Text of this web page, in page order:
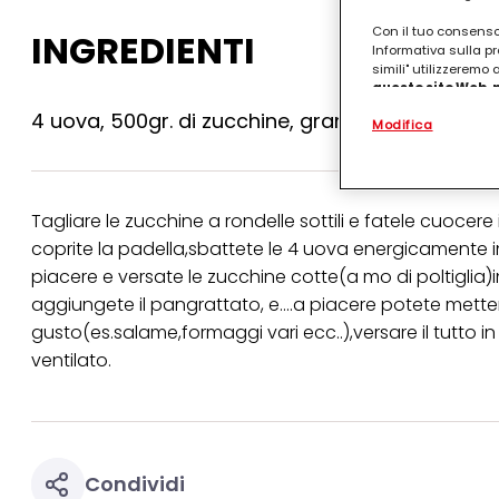
INGREDIENTI
4 uova, 500gr. di zucchine, grana(o pecorino),
Tagliare le zucchine a rondelle sottili e fatele
coprite la padella,sbattete le 4 uova
piacere e versate le zucchine cotte(a mo di
aggiungete il pangrattato, e....a piacere potete
gusto(es.salame,formaggi vari ecc..),versare il tutto
ventilato.
Condividi
Con il tuo
Informativa sulla
simili" utilizzeremo
questo sito
.
(rispettivamente
terzi, conservare
misurare e
Puoi trovare
collegata nel piè di
qualsiasi
collegata nel piè di
periodo di
Modifica